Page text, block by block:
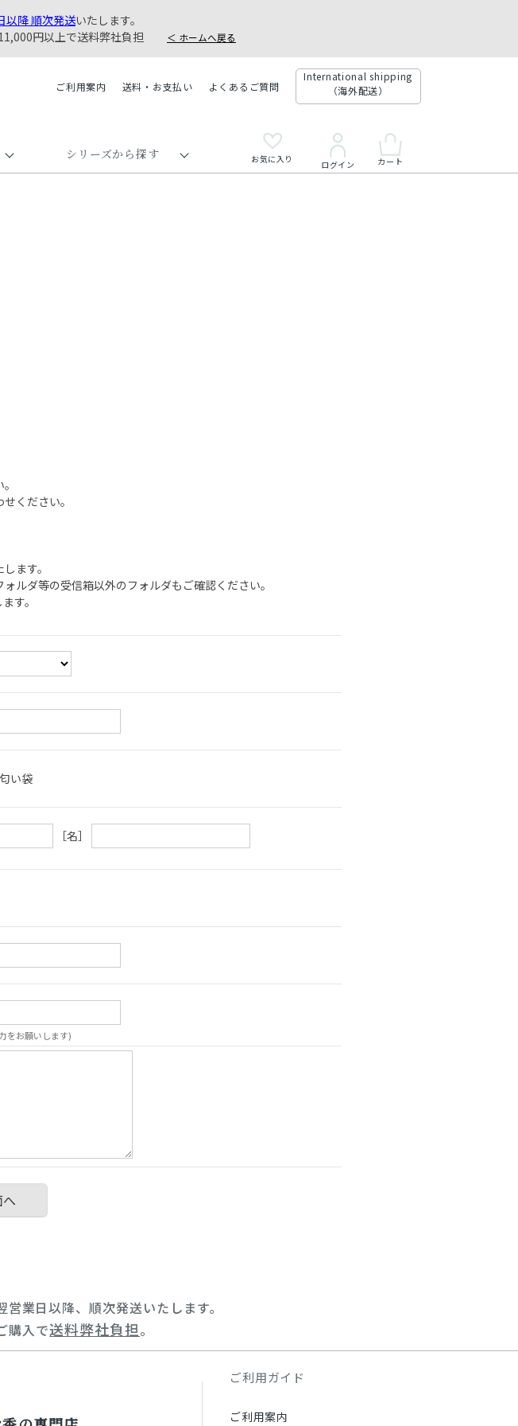
以降 順次発送いたします。
円以上で送料弊社負担
＜ ホームへ戻る
ご利用案内 送料・お支払い よくあるご質問
International shipping
（海外配送）
シリーズから探す お気に入り ログイン カート
ください。
ます。
ルダ等の受信箱以外のフォルダもご確認ください。
す。
い袋
［名］
をお願いします)
業日以降、順次発送いたします。
購入で送料弊社負担。
ご利用ガイド
ご利用案内